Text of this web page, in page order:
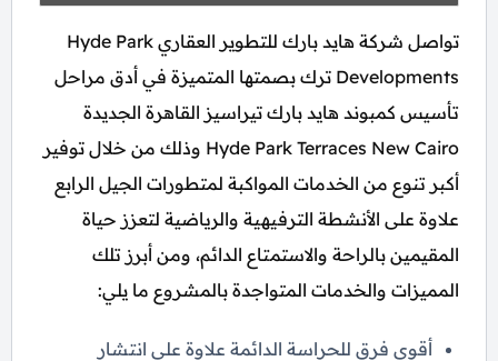
تواصل شركة هايد بارك للتطوير العقاري Hyde Park
Developments ترك بصمتها المتميزة في أدق مراحل
تأسيس كمبوند هايد بارك تيراسيز القاهرة الجديدة
Hyde Park Terraces New Cairo وذلك من خلال توفير
أكبر تنوع من الخدمات المواكبة لمتطورات الجيل الرابع
علاوة على الأنشطة الترفيهية والرياضية لتعزز حياة
المقيمين بالراحة والاستمتاع الدائم، ومن أبرز تلك
المميزات والخدمات المتواجدة بالمشروع ما يلي:
أقوى فرق للحراسة الدائمة علاوة على انتشار